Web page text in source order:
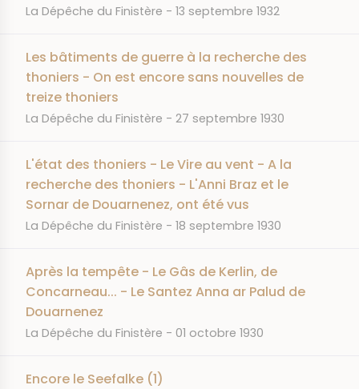
JOURNAL
La Dépêche du Finistère DATE
13 septembre 1932
Les bâtiments de guerre à la recherche des
thoniers - On est encore sans nouvelles de
treize thoniers
JOURNAL
La Dépêche du Finistère DATE
27 septembre 1930
L'état des thoniers - Le Vire au vent - A la
recherche des thoniers - L'Anni Braz et le
Sornar de Douarnenez, ont été vus
JOURNAL
La Dépêche du Finistère DATE
18 septembre 1930
Après la tempête - Le Gâs de Kerlin, de
Concarneau... - Le Santez Anna ar Palud de
Douarnenez
JOURNAL
La Dépêche du Finistère DATE
01 octobre 1930
Encore le Seefalke (1)